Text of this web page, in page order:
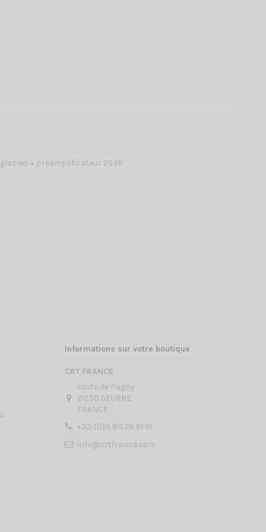
+ préamplificateur 25dB
Informations sur votre boutique
CRT FRANCE
route de Pagny
21250 SEURRE
FRANCE
+33 (0)3 80 26 91 91
info@crtfrance.com